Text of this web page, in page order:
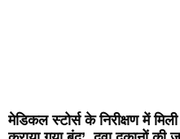
मेडिकल स्टोर्स के निरीक्षण में